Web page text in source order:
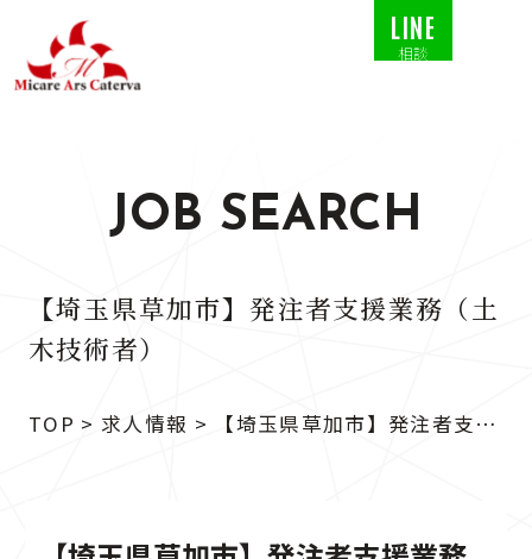
LINE
相談
JOB SEARCH
【埼玉県草加市】発注者支援業務（土
木技術者）
TOP > 求人情報 > 【埼玉県草加市】発注者支援
業務（土木技術者）